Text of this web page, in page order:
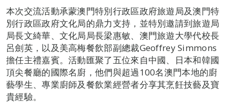
本次交流活動承蒙澳門特別行政區政府旅遊局及澳門特
別行政區政府文化局的鼎力支持，並特別邀請到旅遊局
局長文綺華、文化局局長梁惠敏、澳門旅遊大學代校長
呂劍英，以及美高梅餐飲部副總裁Geoffrey Simmons
擔任主禮嘉賓。活動匯聚了五位來自中國、日本和韓國
頂尖餐廳的國際名廚，他們與超過100名澳門本地的廚
藝學生、專業廚師及餐飲業經營者分享其烹飪技藝及寶
貴經驗。